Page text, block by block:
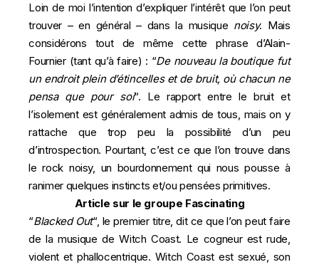
Loin de moi l’intention d’expliquer l’intérêt que l’on peut
trouver – en général – dans la musique noisy. Mais
considérons tout de même cette phrase d’Alain-
Fournier (tant qu’à faire) : “De nouveau la boutique fut
un endroit plein d’étincelles et de bruit, où chacun ne
pensa que pour soi“. Le rapport entre le bruit et
l’isolement est généralement admis de tous, mais on y
rattache que trop peu la possibilité d’un peu
d’introspection. Pourtant, c’est ce que l’on trouve dans
le rock noisy, un bourdonnement qui nous pousse à
ranimer quelques instincts et/ou pensées primitives.
Article sur le groupe Fascinating
“Blacked Out“, le premier titre, dit ce que l’on peut faire
de la musique de Witch Coast. Le cogneur est rude,
violent et phallocentrique. Witch Coast est sexué, son